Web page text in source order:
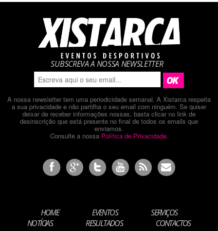
SUBSCREVA A NOSSA NEWSLETTER
A nossa newsletter tem uma periodicidade semanal. A Xistarca respeita
a sua privacidade e não partilha o seu email com ninguém. Se quiser
deixar de receber informações nossas, basta clicar no link de
desinscrição que está presente no final de todos os emails que
enviamos.
Consulte a nossa Política de Privacidade.
HOME EVENTOS
SERVIÇOS
NOTÍCIAS
RESULTADOS CONTACTOS